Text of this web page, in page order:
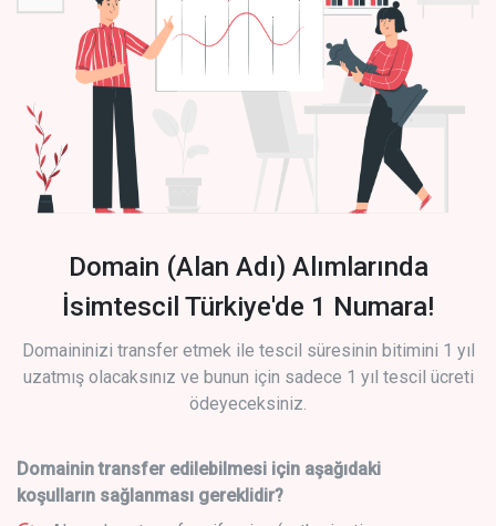
Domain (Alan Adı) Alımlarında
İsimtescil Türkiye'de 1 Numara!
Domaininizi transfer etmek ile tescil süresinin bitimini 1 yıl
uzatmış olacaksınız ve bunun için sadece 1 yıl tescil ücreti
ödeyeceksiniz.
Domainin transfer edilebilmesi için aşağıdaki
koşulların sağlanması gereklidir?